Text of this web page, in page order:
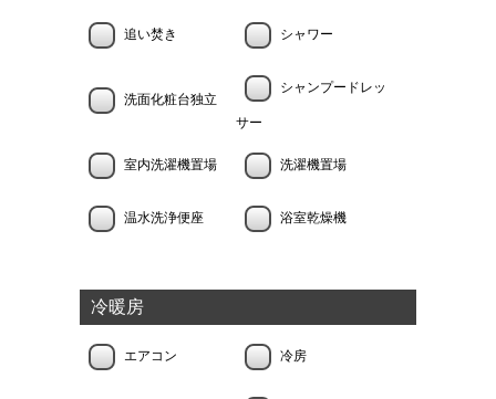
追い焚き シャワー
洗面化粧台独立
シャンプードレッ
サー
室内洗濯機置場 洗濯機置場
温水洗浄便座 浴室乾燥機
冷暖房
エアコン 冷房